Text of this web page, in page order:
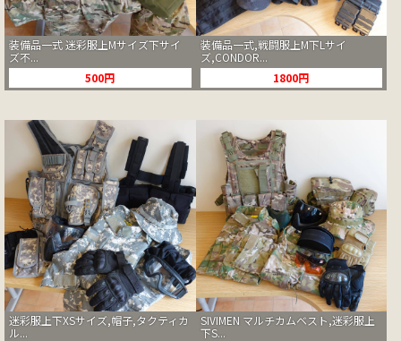
装備品一式 迷彩服上Mサイズ下サイ
ズ不...
500円
装備品一式,戦闘服上M下Lサイ
ズ,CONDOR...
1800円
迷彩服上下XSサイズ,帽子,タクティカ
ル...
SIVIMEN マルチカムベスト,迷彩服上
下S...